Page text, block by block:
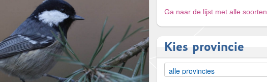
Ga naar de lijst met alle soorten
Kies provincie